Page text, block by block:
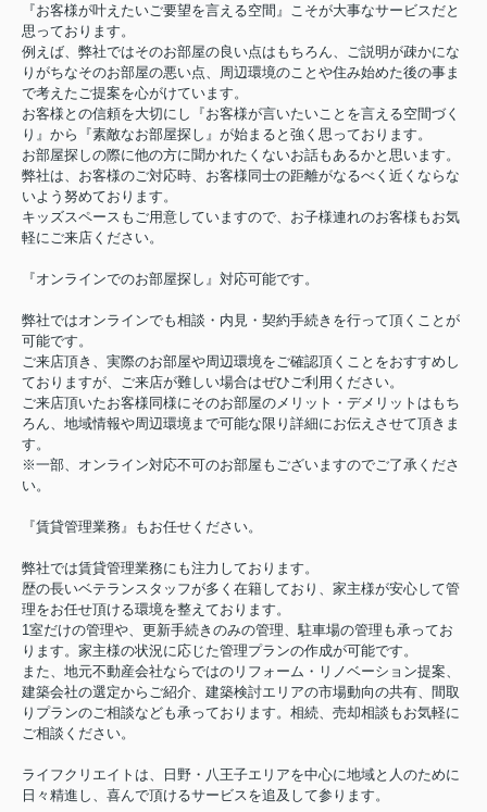
『お客様が叶えたいご要望を言える空間』こそが大事なサービスだと
思っております。
例えば、弊社ではそのお部屋の良い点はもちろん、ご説明が疎かにな
りがちなそのお部屋の悪い点、周辺環境のことや住み始めた後の事ま
で考えたご提案を心がけています。
お客様との信頼を大切にし『お客様が言いたいことを言える空間づく
り』から『素敵なお部屋探し』が始まると強く思っております。
お部屋探しの際に他の方に聞かれたくないお話もあるかと思います。
弊社は、お客様のご対応時、お客様同士の距離がなるべく近くならな
いよう努めております。
キッズスペースもご用意していますので、お子様連れのお客様もお気
軽にご来店ください。
『オンラインでのお部屋探し』対応可能です。
弊社ではオンラインでも相談・内見・契約手続きを行って頂くことが
可能です。
ご来店頂き、実際のお部屋や周辺環境をご確認頂くことをおすすめし
ておりますが、ご来店が難しい場合はぜひご利用ください。
ご来店頂いたお客様同様にそのお部屋のメリット・デメリットはもち
ろん、地域情報や周辺環境まで可能な限り詳細にお伝えさせて頂きま
す。
※一部、オンライン対応不可のお部屋もございますのでご了承くださ
い。
『賃貸管理業務』もお任せください。
弊社では賃貸管理業務にも注力しております。
歴の長いベテランスタッフが多く在籍しており、家主様が安心して管
理をお任せ頂ける環境を整えております。
1室だけの管理や、更新手続きのみの管理、駐車場の管理も承ってお
ります。家主様の状況に応じた管理プランの作成が可能です。
また、地元不動産会社ならではのリフォーム・リノベーション提案、
建築会社の選定からご紹介、建築検討エリアの市場動向の共有、間取
りプランのご相談なども承っております。相続、売却相談もお気軽に
ご相談ください。
ライフクリエイトは、日野・八王子エリアを中心に地域と人のために
日々精進し、喜んで頂けるサービスを追及して参ります。